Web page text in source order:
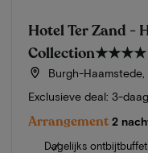
Hotel Ter Zand -
Collection★★★★
Burgh-
Exclusieve deal: 3-
Arrangement 2
Dagelijks ontbijtbuffet